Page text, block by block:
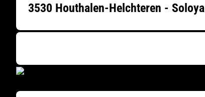
3530 Houthalen-Helchteren - Soloya